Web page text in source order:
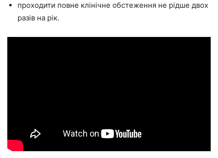
проходити повне клінічне обстеження не рідше двох
разів на рік.